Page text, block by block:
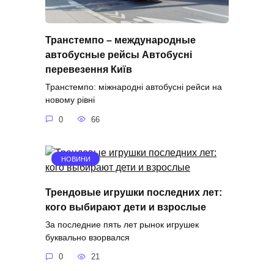
Транстемпо – международные
автобусные рейсы Автобусні
перевезення Київ
Транстемпо: міжнародні автобусні рейси на
новому рівні
0 66
НОВИНИ
Трендовые игрушки последних лет:
кого выбирают дети и взрослые
За последние пять лет рынок игрушек
буквально взорвался
0 21